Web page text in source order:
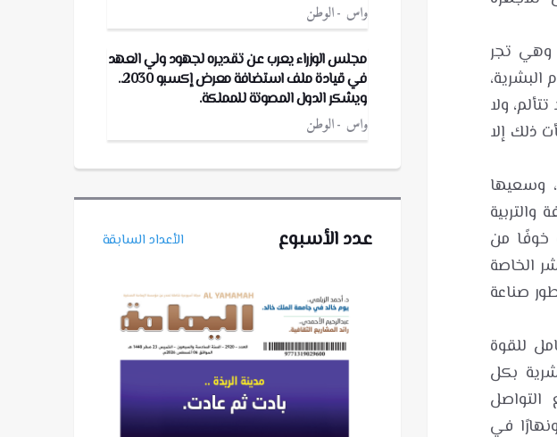
واس الوطن
مجلس الوزراء يعرب عن تقديره لجهود ولي العهد
في قيادة ملف استضافة معرض إكسبو 2030..
ويشكر الدول المصوتة للمملكة.
واس الوطن
عدد الأسبوع الأعداد السابقة